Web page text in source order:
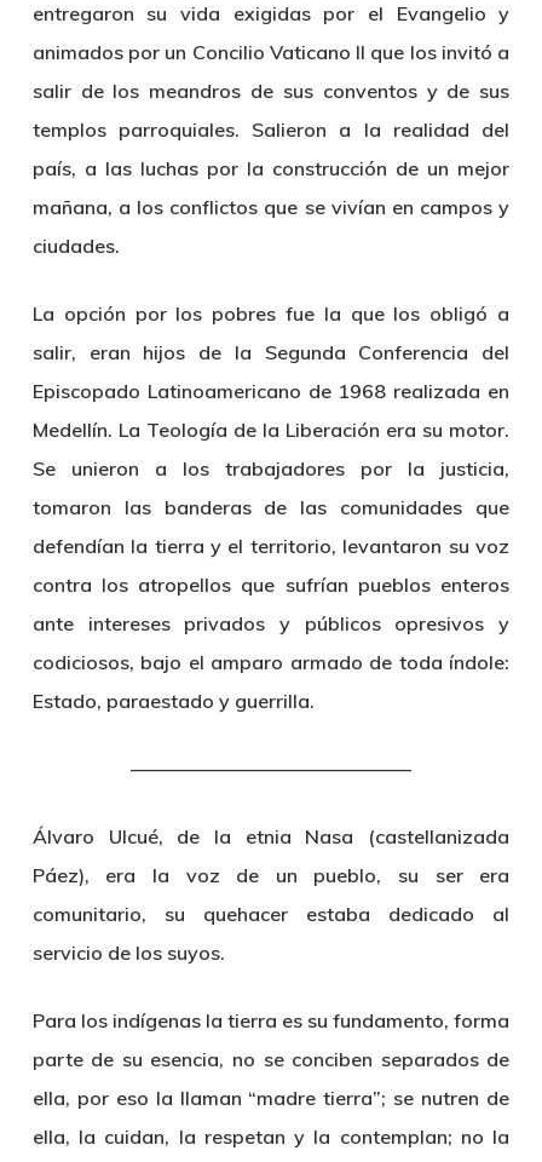
entregaron su vida exigidas por el Evangelio y
animados por un Concilio Vaticano II que los invitó a
salir de los meandros de sus conventos y de sus
templos parroquiales. Salieron a la realidad del
país, a las luchas por la construcción de un mejor
mañana, a los conflictos que se vivían en campos y
ciudades.
La opción por los pobres fue la que los obligó a
salir, eran hijos de la Segunda Conferencia del
Episcopado Latinoamericano de 1968 realizada en
Medellín. La Teología de la Liberación era su motor.
Se unieron a los trabajadores por la justicia,
tomaron las banderas de las comunidades que
defendían la tierra y el territorio, levantaron su voz
contra los atropellos que sufrían pueblos enteros
ante intereses privados y públicos opresivos y
codiciosos, bajo el amparo armado de toda índole:
Estado, paraestado y guerrilla.
——————————————–
Álvaro Ulcué, de la etnia Nasa (castellanizada
Páez), era la voz de un pueblo, su ser era
comunitario, su quehacer estaba dedicado al
servicio de los suyos.
Para los indígenas la tierra es su fundamento, forma
parte de su esencia, no se conciben separados de
ella, por eso la llaman “madre tierra”; se nutren de
ella, la cuidan, la respetan y la contemplan; no la